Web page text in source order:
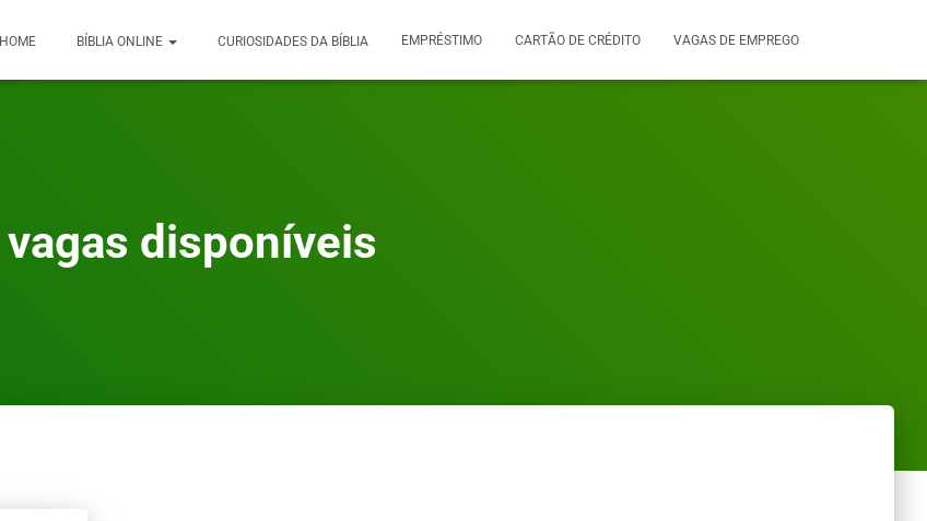
HOME BÍBLIA ONLINE CURIOSIDADES DA BÍBLIA EMPRÉSTIMO CARTÃO DE CRÉDITO VAGAS DE EMPREGO
vagas disponíveis